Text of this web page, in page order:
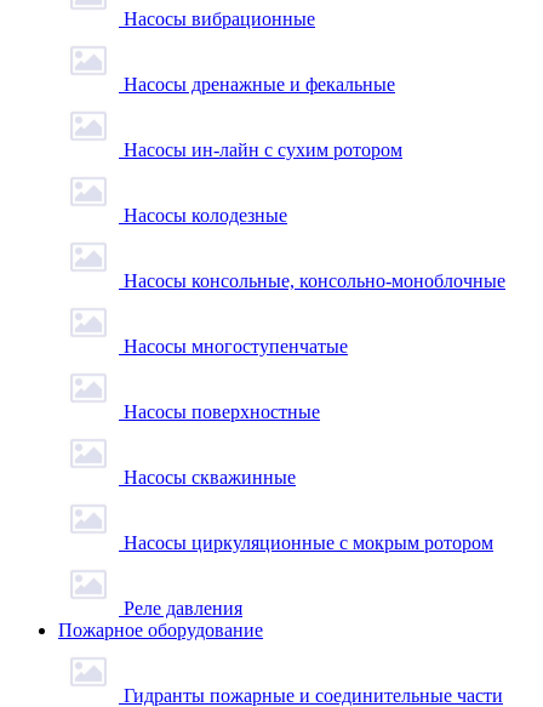
Насосы вибрационные
Насосы дренажные и фекальные
Насосы ин-лайн с сухим ротором
Насосы колодезные
Насосы консольные, консольно-моноблочные
Насосы многоступенчатые
Насосы поверхностные
Насосы скважинные
Насосы циркуляционные с мокрым ротором
Реле давления
Пожарное оборудование
Гидранты пожарные и соединительные части